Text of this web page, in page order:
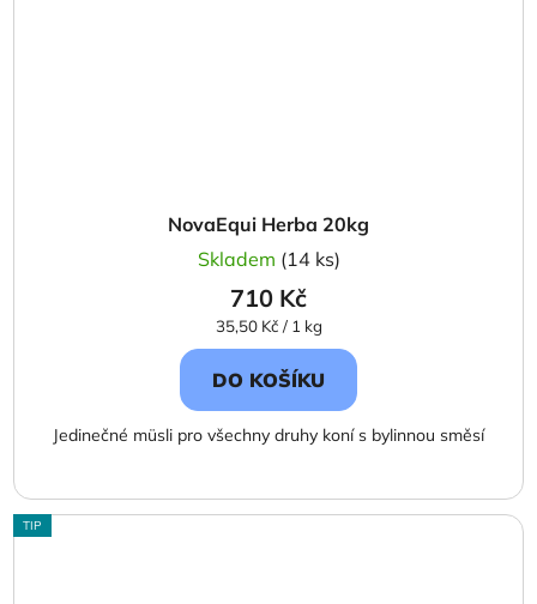
NovaEqui Herba 20kg
Skladem (14 ks)
710 Kč
Měrná
cena:
35,50 Kč / 1 kg
DO KOŠÍKU
Jedinečné müsli pro všechny druhy koní s bylinnou směsí
TIP